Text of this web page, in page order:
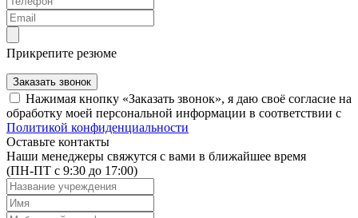
Прикрепите резюме
Заказать звонок
Нажимая кнопку «Заказать звонок», я даю своё согласие на
обработку моей персональной информации в соответствии с
Политикой конфиденциальности
Оставьте контакты
Наши менеджеры свяжутся с вами в ближайшее время
(ПН-ПТ с 9:30 до 17:00)